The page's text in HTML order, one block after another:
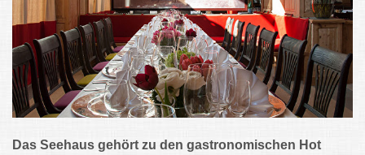
Das Seehaus gehört zu den gastronomischen Hot